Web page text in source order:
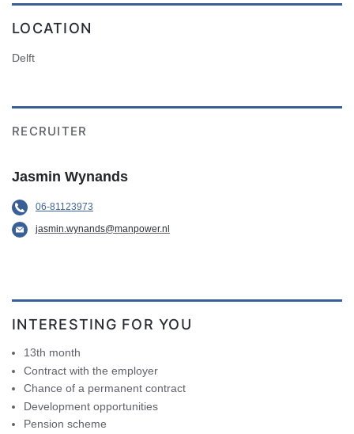
LOCATION
Delft
RECRUITER
Jasmin Wynands
06-81123973
jasmin.wynands@manpower.nl
INTERESTING FOR YOU
13th month
Contract with the employer
Chance of a permanent contract
Development opportunities
Pension scheme